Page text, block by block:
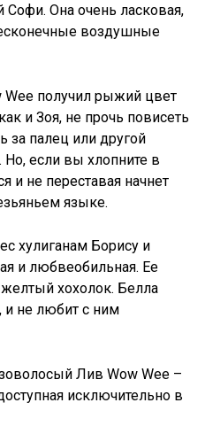
Она очень ласковая,
воздушные
Wee получил рыжий цвет
и Зоя, не прочь повисеть
за палец или другой
если вы хлопните в
и не переставая начнет
языке.
хулиганам Борису и
и любвеобильная. Ее
хохолок. Белла
и не любит с ним
Лив Wow Wee –
исключительно в